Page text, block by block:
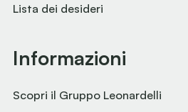
Lista dei desideri
Informazioni
Scopri il Gruppo Leonardelli